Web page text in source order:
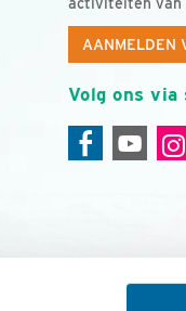
AANMELDEN
Volg ons via